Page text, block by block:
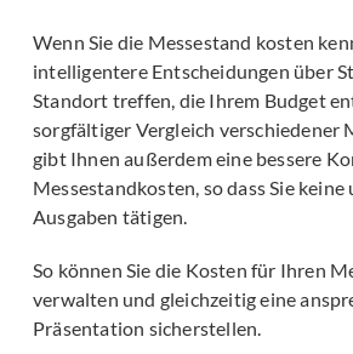
Wenn Sie die Messestand kosten
intelligentere Entscheidungen über
Standort treffen, die Ihrem Budget
sorgfältiger Vergleich verschiedener
gibt Ihnen außerdem eine bessere
Messestandkosten, so dass Sie
Ausgaben tätigen.
So können Sie die Kosten für Ihren
verwalten und gleichzeitig eine
Präsentation sicherstellen.